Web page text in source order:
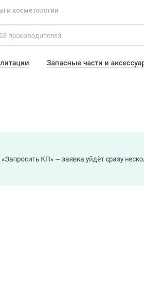
и косметологии
Запасные части и
КП» — заявка уйдёт сразу